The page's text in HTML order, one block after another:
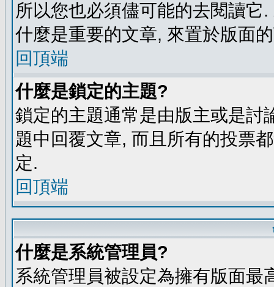
所以您也必須儘可能的去閱讀
什麼是重要的文章, 來置於版面
回頂端
什麼是鎖定的主題?
鎖定的主題通常是由版主或是討
題中回覆文章, 而且所有的投票
定.
回頂端
什麼是系統管理員?
系統管理員被設定為擁有版面最